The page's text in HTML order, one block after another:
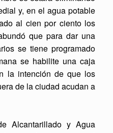
y, en el agua potable
al cien por ciento los
que para dar una
se tiene programado
se habilite una caja
la intención de que los
de la ciudad acudan a
Alcantarillado y Agua